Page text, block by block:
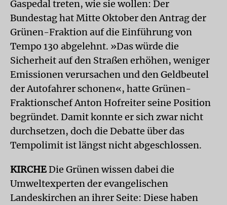
Gaspedal treten, wie sie wollen: Der
Bundestag hat Mitte Oktober den Antrag der
Grünen-Fraktion auf die Einführung von
Tempo 130 abgelehnt. »Das würde die
Sicherheit auf den Straßen erhöhen, weniger
Emissionen verursachen und den Geldbeutel
der Autofahrer schonen«, hatte Grünen-
Fraktionschef Anton Hofreiter seine Position
begründet. Damit konnte er sich zwar nicht
durchsetzen, doch die Debatte über das
Tempolimit ist längst nicht abgeschlossen.
KIRCHE Die Grünen wissen dabei die
Umweltexperten der evangelischen
Landeskirchen an ihrer Seite: Diese haben